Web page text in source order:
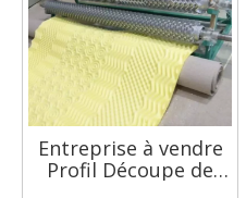
Entreprise à vendre
Profil Découpe de